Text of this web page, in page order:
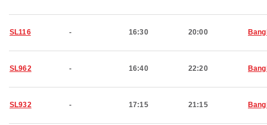
SL116 - 16:30 20:00
SL962 - 16:40 22:20
SL932 - 17:15 21:15